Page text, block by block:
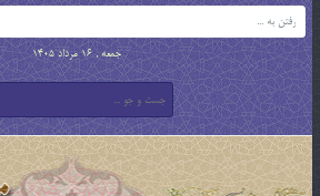
جمعه , 16 مرداد 1405